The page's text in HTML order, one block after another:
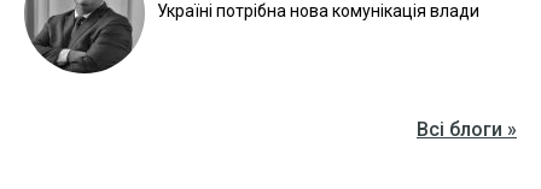
Україні потрібна нова комунікація влади
Всі блоги »